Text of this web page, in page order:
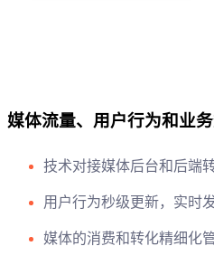
媒体流量、用户行为和业
技术对接媒体后台和后端
用户行为秒级更新，实时
媒体的消费和转化精细化